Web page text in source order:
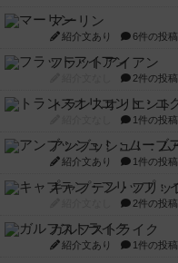
マーリン
紹介文あり 6件の投稿
フラットアイアン
2件の投稿
トランスオリエント
1件の投稿
アンブッシュ！：ム
紹介文あり 1件の投稿
キャプテン・フリッ
2件の投稿
ガルフストライク
紹介文あり 1件の投稿